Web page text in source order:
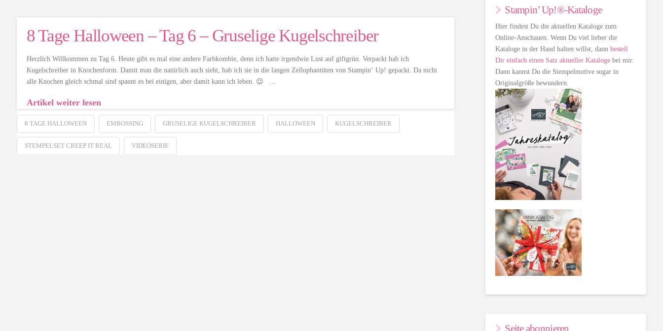
8 Tage Halloween – Tag 6 – Gruselige Kugelschreiber
Herzlich Willkommen zu Tag 6. Heute gibt es mal eine andere Farbkombie, denn ich hatte irgendwie Lust auf giftgrün. Verpackt hab ich
Kugelschreiber in Knochenform. Damit man die natürlich auch sieht, hab ich sie in die langen Zellophantüten von Stampin‘ Up! gepackt. Da nicht
alle Knochen gleich schmal sind spannt es bei einigen, aber damit kann ich leben. 😉 …
Artikel weiter lesen
8 TAGE HALLOWEEN EMBOSSING GRUSELIGE KUGELSCHREIBER HALLOWEEN KUGELSCHREIBER
STEMPELSET CREEP IT REAL VIDEOSERIE
Stampin’ Up!®-Kataloge
Hier findest Du die aktuellen Kataloge zum
Online-Anschauen. Wenn Du viel lieber die
Kataloge in der Hand halten willst, dannbestell
Dir einfach einen Satz aktueller Kataloge bei mir.
Dann kannst Du die Stempelmotive sogar in
Originalgröße bewundern.
Seite abonnieren